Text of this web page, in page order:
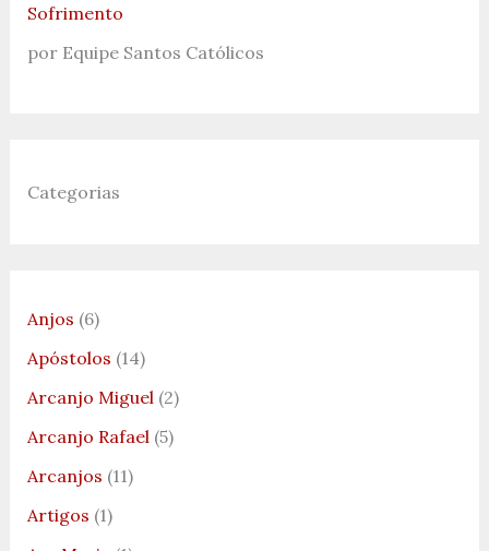
Sofrimento
por Equipe Santos Católicos
Categorias
Anjos (6)
Apóstolos (14)
Arcanjo Miguel(2)
Arcanjo Rafael(5)
Arcanjos (11)
Artigos (1)